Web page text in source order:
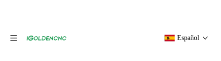
Español